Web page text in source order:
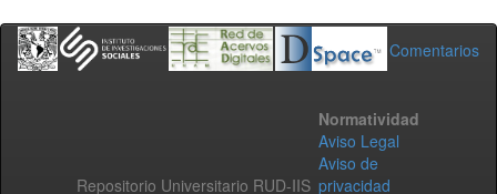
Comentarios
Repositorio Universitario RUD-IIS
Normatividad
Aviso Legal
Aviso de
privacidad